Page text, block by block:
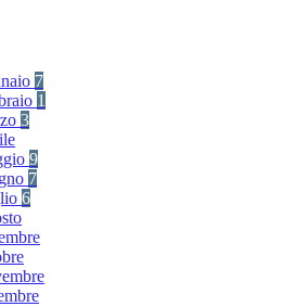
7
1
3
9
7
6